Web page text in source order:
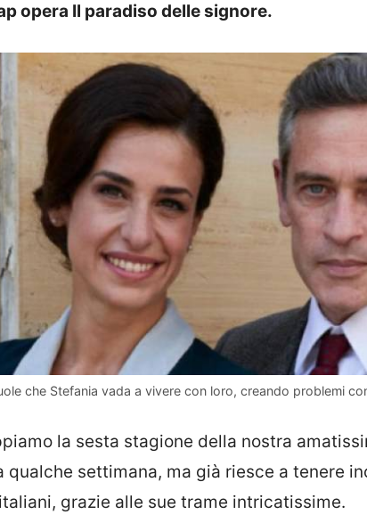
opera Il paradiso delle signore.
che Stefania vada a vivere con loro, creando problemi
la sesta stagione della nostra
qualche settimana, ma già riesce a tenere
grazie alle sue trame intricatissime.